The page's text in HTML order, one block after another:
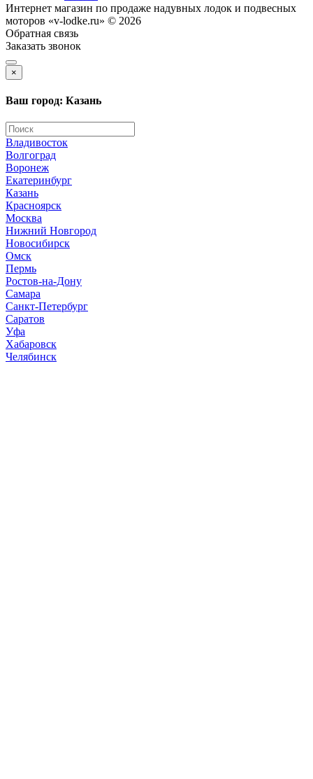
Интернет магазин по продаже надувных лодок и подвесных
моторов «v-lodke.ru» © 2026
Обратная связь
Заказать звонок
×
Ваш город: Казань
Владивосток
Волгоград
Воронеж
Екатеринбург
Казань
Красноярск
Москва
Нижний Новгород
Новосибирск
Омск
Пермь
Ростов-на-Дону
Самара
Санкт-Петербург
Саратов
Уфа
Хабаровск
Челябинск